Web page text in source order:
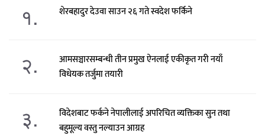
१. शेरबहादुर देउवा साउन २६ गते स्वदेश फर्किने
२.
आमसञ्चारसम्बन्धी तीन प्रमुख ऐनलाई एकीकृत गरी नयाँ
विधेयक तर्जुमा तयारी
३.
विदेशबाट फर्कने नेपालीलाई अपरिचित व्यक्तिका सुन तथा
बहुमूल्य वस्तु नल्याउन आग्रह